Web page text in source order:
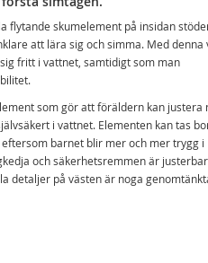
flytande skumelement på insidan
att lära sig och simma. Med denna
fritt i vattnet, samtidigt som man
som gör att föräldern kan justera
i vattnet. Elementen kan tas
barnet blir mer och mer trygg i
och säkerhetsremmen är
detaljer på västen är noga
två och två. Elementen är